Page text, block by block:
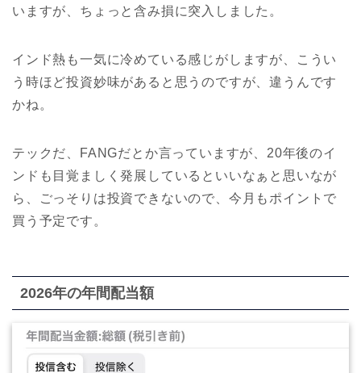
いますが、ちょっと含み損に突入しました。
インド熱も一気に冷めている感じがしますが、こうい
う時ほど投資妙味があると思うのですが、違うんです
かね。
テックだ、FANGだとか言っていますが、20年後のイ
ンドも目覚ましく発展しているといいなぁと思いなが
ら、ごっそりは投資できないので、今月もポイントで
買う予定です。
2026年の年間配当額